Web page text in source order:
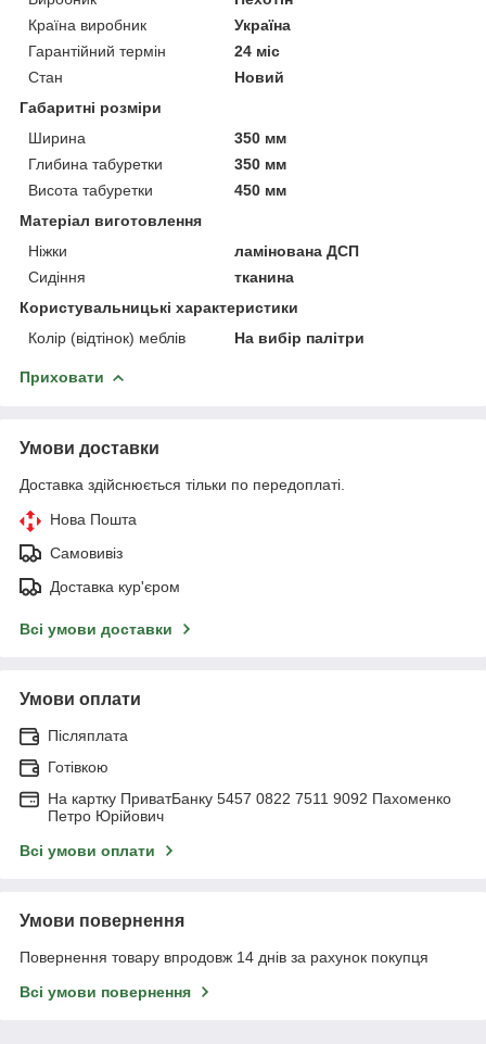
Країна виробник
Україна
Гарантійний термін
24 міс
Стан
Новий
Габаритні розміри
Ширина
350 мм
Глибина табуретки
350 мм
Висота табуретки
450 мм
Матеріал виготовлення
Ніжки
ламінована ДСП
Сидіння
тканина
Користувальницькі характеристики
Колір (відтінок) меблів
На вибір палітри
Приховати
Умови доставки
Доставка здійснюється тільки по передоплаті.
Нова Пошта
Самовивіз
Доставка кур'єром
Всі умови доставки
Умови оплати
Післяплата
Готівкою
На картку ПриватБанку 5457 0822 7511 9092 Пахоменко
Петро Юрійович
Всі умови оплати
Умови повернення
Повернення товару впродовж 14 днів за рахунок покупця
Всі умови повернення